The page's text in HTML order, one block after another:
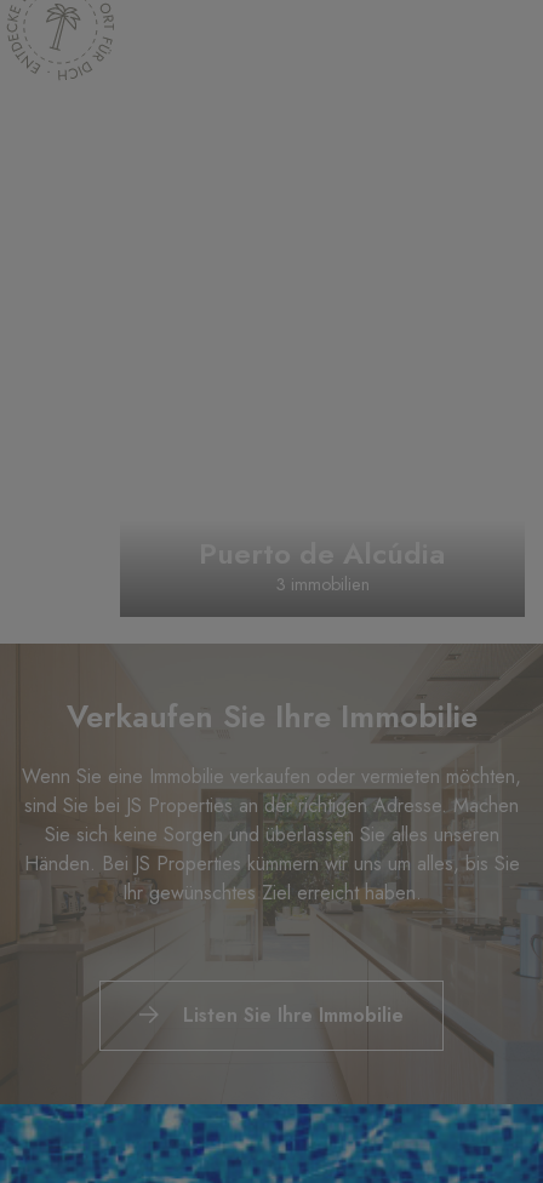
Puerto de Alcúdia
3 immobilien
Verkaufen Sie Ihre Immobilie
Wenn Sie eine Immobilie verkaufen oder vermieten möchten,
sind Sie bei JS Properties an der richtigen Adresse. Machen
Sie sich keine Sorgen und überlassen Sie alles unseren
Händen. Bei JS Properties kümmern wir uns um alles, bis Sie
Ihr gewünschtes Ziel erreicht haben.
Listen Sie Ihre Immobilie